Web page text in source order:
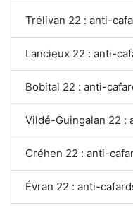
Trélivan 22 : anti-
Lancieux 22 : anti-
Bobital 22 : anti-
Vildé-Guingalan 22 :
Créhen 22 : anti-
Évran 22 : anti-